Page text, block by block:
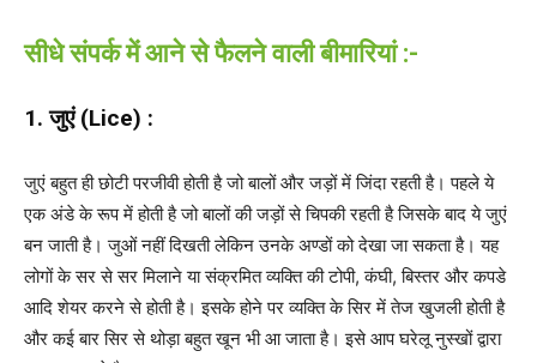
सीधे संपर्क में आने से फैलने वाली बीमारियां :-
1. जुएं (Lice) :
जुएं बहुत ही छोटी परजीवी होती है जो बालों और जड़ों में जिंदा रहती है। पहले ये
एक अंडे के रूप में होती है जो बालों की जड़ों से चिपकी रहती है जिसके बाद ये जुएं
बन जाती है। जुओं नहीं दिखती लेकिन उनके अण्डों को देखा जा सकता है। यह
लोगों के सर से सर मिलाने या संक्रमित व्यक्ति की टोपी, कंघी, बिस्तर और कपडे
आदि शेयर करने से होती है। इसके होने पर व्यक्ति के सिर में तेज खुजली होती है
और कई बार सिर से थोड़ा बहुत खून भी आ जाता है। इसे आप घरेलू नुस्खों द्वारा